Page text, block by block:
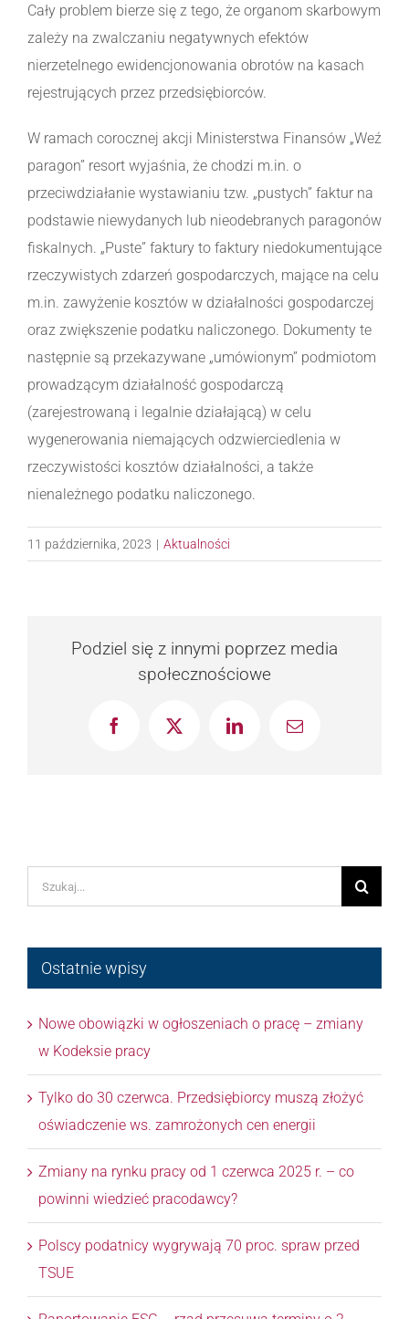
Cały problem bierze się z tego, że organom skarbowym
zależy na zwalczaniu negatywnych efektów
nierzetelnego ewidencjonowania obrotów na kasach
rejestrujących przez przedsiębiorców.
W ramach corocznej akcji Ministerstwa Finansów „Weź
paragon” resort wyjaśnia, że chodzi m.in. o
przeciwdziałanie wystawianiu tzw. „pustych” faktur na
podstawie niewydanych lub nieodebranych paragonów
fiskalnych. „Puste” faktury to faktury niedokumentujące
rzeczywistych zdarzeń gospodarczych, mające na celu
m.in. zawyżenie kosztów w działalności gospodarczej
oraz zwiększenie podatku naliczonego. Dokumenty te
następnie są przekazywane „umówionym” podmiotom
prowadzącym działalność gospodarczą
(zarejestrowaną i legalnie działającą) w celu
wygenerowania niemających odzwierciedlenia w
rzeczywistości kosztów działalności, a także
nienależnego podatku naliczonego.
11 października, 2023 | Aktualności
Podziel się z innymi poprzez media
społecznościowe
FacebookX LinkedInEmail
Szukaj
Ostatnie wpisy
Nowe obowiązki w ogłoszeniach o pracę – zmiany
w Kodeksie pracy
Tylko do 30 czerwca. Przedsiębiorcy muszą złożyć
oświadczenie ws. zamrożonych cen energii
Zmiany na rynku pracy od 1 czerwca 2025 r. – co
powinni wiedzieć pracodawcy?
Polscy podatnicy wygrywają 70 proc. spraw przed
TSUE